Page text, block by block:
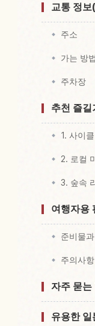
교통 정
주소
가는 방법
주차장
추천 즐길
1. 사이
2. 로컬
3. 숲속
여행자용
준비물
주의사항
자주 묻는
유용한 일